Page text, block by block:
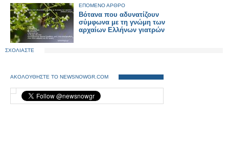
ΕΠΟΜΕΝΟ ΑΡΘΡΟ
Βότανα που αδυνατίζουν
σύμφωνα με τη γνώμη των
αρχαίων Ελλήνων γιατρών
ΣΧΟΛΙΑΣΤΕ
ΑΚΟΛΟΥΘΗΣΤΕ ΤΟ NEWSNOWGR.COM